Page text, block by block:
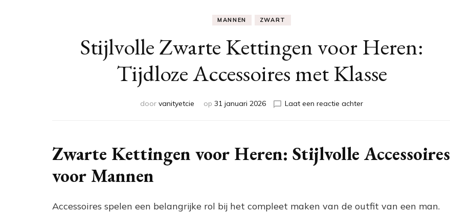
MANNEN ZWART
Stijlvolle Zwarte Kettingen voor Heren:
Tijdloze Accessoires met Klasse
door vanityetcie op 31 januari 2026 Laat een reactie achterop
voor
Heren:
Zwarte Kettingen voor Heren: Stijlvolle Accessoires
voor Mannen
Accessoires spelen een belangrijke rol bij het compleet maken van de outfit van een man.